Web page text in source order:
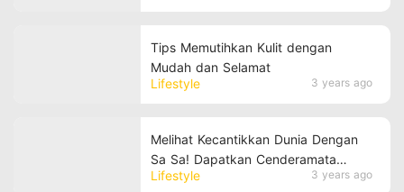
Lifestyle 3 years ago
Tips Memutihkan Kulit dengan
Mudah dan Selamat
Lifestyle 3 years ago
Melihat Kecantikkan Dunia Dengan
Sa Sa! Dapatkan Cenderamata
Kecantikan Sa Sa Dari Seluruh Dunia